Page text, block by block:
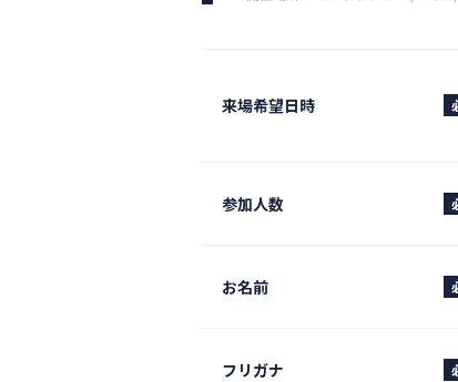
来場希望日時
参加人数
お名前
フリガナ